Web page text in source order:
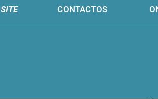
SITE CONTACTOS